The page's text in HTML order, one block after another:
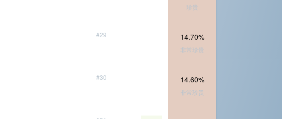
珍贵
#29 14.70%
非常珍贵
#30 14.60%
非常珍贵